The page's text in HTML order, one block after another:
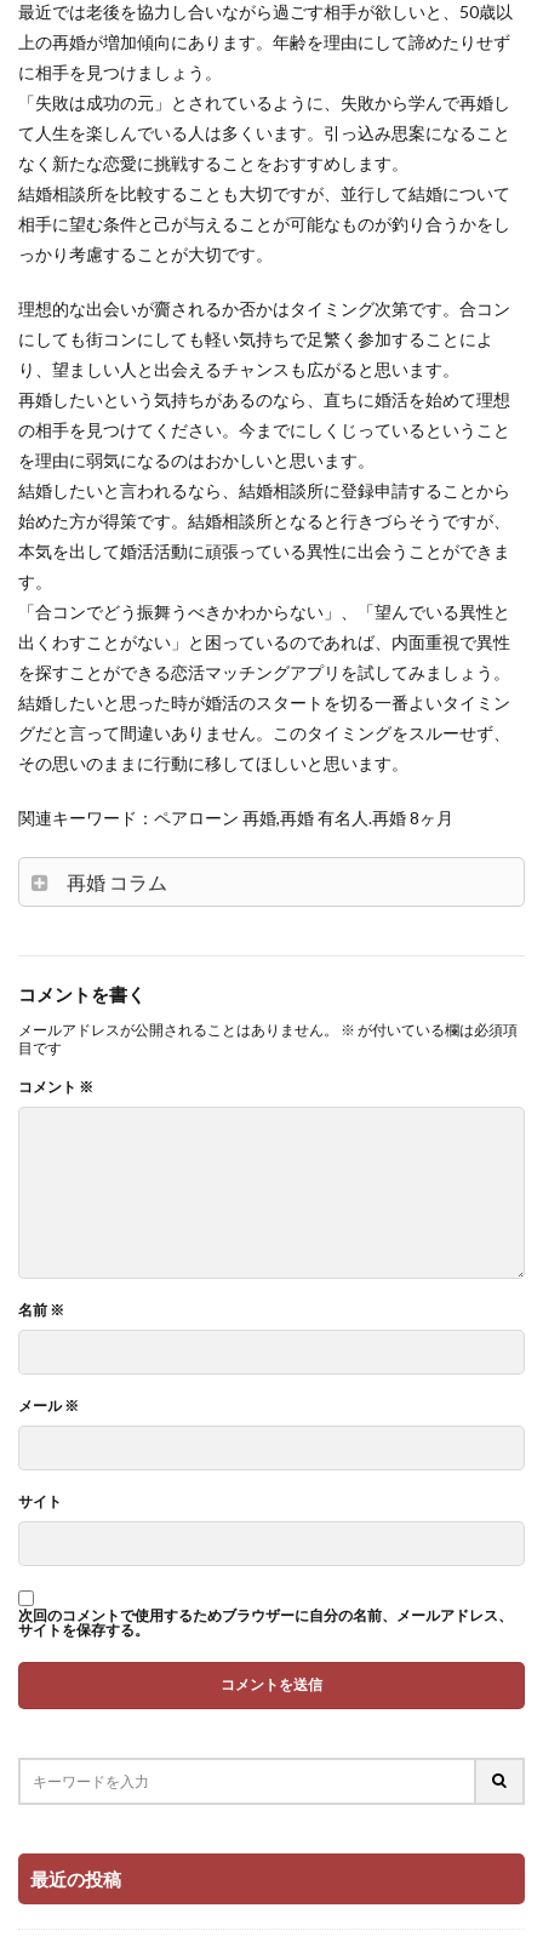
最近では老後を協力し合いながら過ごす相手が欲しいと、50歳以
上の再婚が増加傾向にあります。年齢を理由にして諦めたりせず
に相手を見つけましょう。
「失敗は成功の元」とされているように、失敗から学んで再婚し
て人生を楽しんでいる人は多くいます。引っ込み思案になること
なく新たな恋愛に挑戦することをおすすめします。
結婚相談所を比較することも大切ですが、並行して結婚について
相手に望む条件と己が与えることが可能なものが釣り合うかをし
っかり考慮することが大切です。
理想的な出会いが齎されるか否かはタイミング次第です。合コン
にしても街コンにしても軽い気持ちで足繁く参加することによ
り、望ましい人と出会えるチャンスも広がると思います。
再婚したいという気持ちがあるのなら、直ちに婚活を始めて理想
の相手を見つけてください。今までにしくじっているということ
を理由に弱気になるのはおかしいと思います。
結婚したいと言われるなら、結婚相談所に登録申請することから
始めた方が得策です。結婚相談所となると行きづらそうですが、
本気を出して婚活活動に頑張っている異性に出会うことができま
す。
「合コンでどう振舞うべきかわからない」、「望んでいる異性と
出くわすことがない」と困っているのであれば、内面重視で異性
を探すことができる恋活マッチングアプリを試してみましょう。
結婚したいと思った時が婚活のスタートを切る一番よいタイミン
グだと言って間違いありません。このタイミングをスルーせず、
その思いのままに行動に移してほしいと思います。
関連キーワード：ペアローン 再婚,再婚 有名人.再婚 8ヶ月
再婚 コラム
コメントを書く
メールアドレスが公開されることはありません。 ※ が付いている欄は必須項
目です
コメント ※
名前 ※
メール※
サイト
次回のコメントで使用するためブラウザーに自分の名前、メールアドレス、
サイトを保存する。
最近の投稿